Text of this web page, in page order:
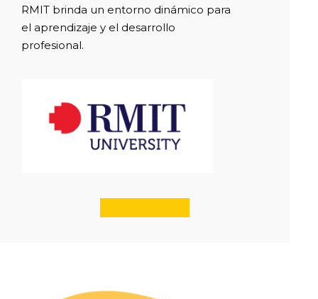
RMIT brinda un entorno dinámico para
el aprendizaje y el desarrollo
profesional.